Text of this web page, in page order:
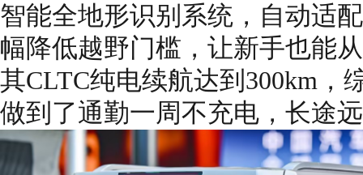
智能全地形识别系统，自动适
幅降低越野门槛，让新手也能
其CLTC纯电续航达到300km，
做到了通勤一周不充电，长途